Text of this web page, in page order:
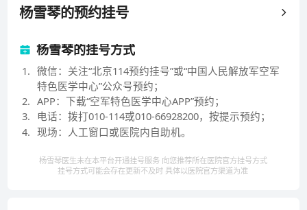
编写和编著临床医学专著11本。以第一贡献者获军队科
贡献者获北京市科技进步二等奖1项(2002年)。现承担全
超教授等国内十余名知名专家创建&quot;银屑病防治研
究专项基金会&quot;，实施现代医学模式防治银屑病。
杨雪琴的预约挂号
杨雪琴的挂号方式
1. 微信：关注“北京114预约挂号”或“中国人民解放军空军
特色医学中心”公众号预约；
2. APP：下载“空军特色医学中心APP”预约；
3. 电话：拨打010-114或010-66928200，按提示预约；
4. 现场：人工窗口或医院内自助机。
杨雪琴医生未在本平台开通挂号服务 向您推荐所在医院官方挂号方式
挂号方式可能会存在更新不及时 具体以医院官方渠道为准